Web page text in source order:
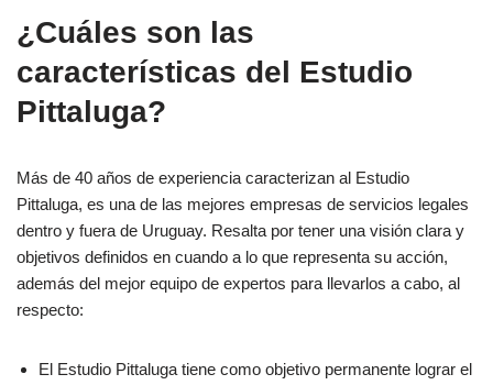
¿Cuáles son las
características del Estudio
Pittaluga?
Más de 40 años de experiencia caracterizan al Estudio
Pittaluga, es una de las mejores empresas de servicios legales
dentro y fuera de Uruguay. Resalta por tener una visión clara y
objetivos definidos en cuando a lo que representa su acción,
además del mejor equipo de expertos para llevarlos a cabo, al
respecto:
El Estudio Pittaluga tiene como objetivo permanente lograr el